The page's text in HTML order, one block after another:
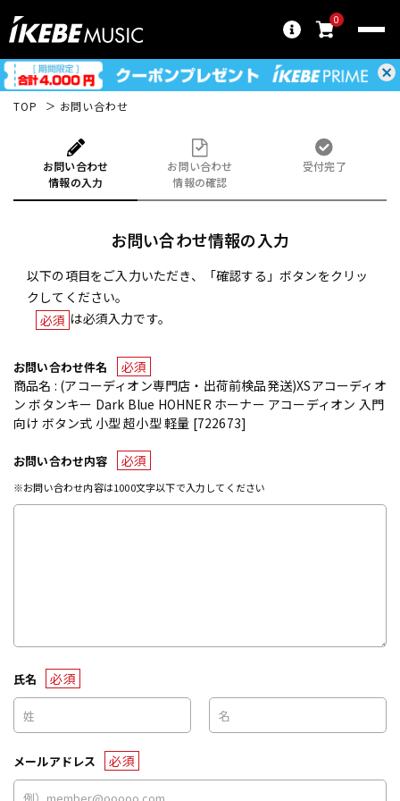
0
TOP お問い合わせ
お問い合わせ
情報の入力
お問い合わせ
情報の確認
受付完了
お問い合わせ情報の入力
以下の項目をご入力いただき、「確認する」ボタンをクリッ
クしてください。
必須 は必須入力です。
お問い合わせ件名
必須
商品名 : (アコーディオン専門店・出荷前検品発送)XSアコーディオ
ン ボタンキー Dark Blue HOHNER ホーナー アコーディオン 入門
向け ボタン式 小型 超小型 軽量 [722673]
お問い合わせ内容 必須
※お問い合わせ内容は1000文字以下で入力してください
氏名 必須
メールアドレス 必須